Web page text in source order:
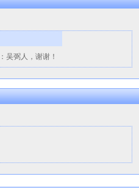
吴弼人，谢谢！